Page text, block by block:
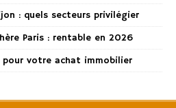
: quels secteurs privilégier
Paris : rentable en 2026
pour votre achat immobilier